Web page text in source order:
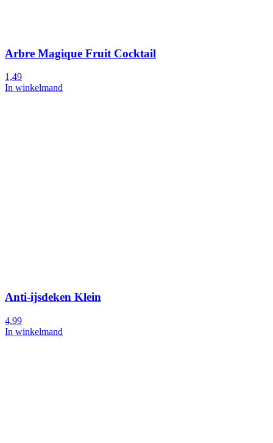
Arbre Magique Fruit Cocktail
1,49
In winkelmand
Anti-ijsdeken Klein
4,99
In winkelmand